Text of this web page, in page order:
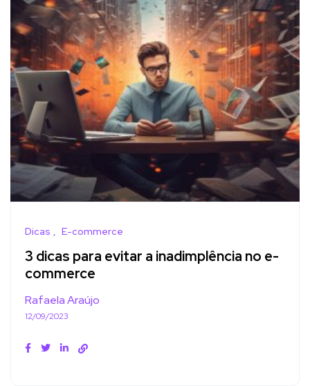
Dicas E-commerce
3 dicas para evitar a inadimplência no e-
commerce
Rafaela Araújo
12/09/2023